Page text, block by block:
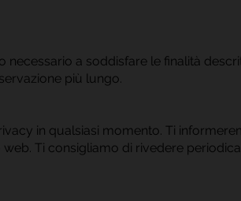
a soddisfare le finalità
più lungo.
in qualsiasi momento. Ti
Ti consigliamo di rivedere